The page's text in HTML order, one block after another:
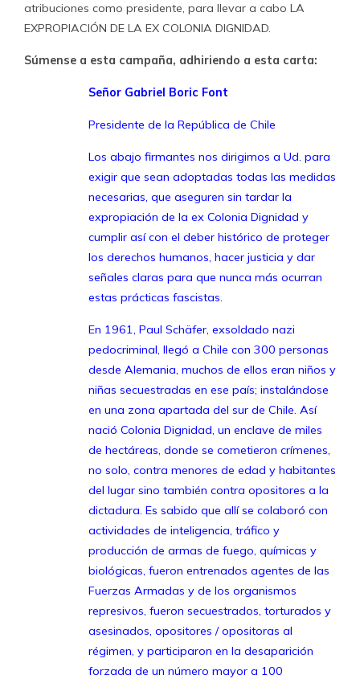
atribuciones como presidente, para llevar a cabo LA
EXPROPIACIÓN DE LA EX COLONIA DIGNIDAD.
Súmense a esta campaña, adhiriendo a esta carta:
Señor Gabriel Boric Font
Presidente de la República de Chile
Los abajo firmantes nos dirigimos a Ud. para
exigir que sean adoptadas todas las medidas
necesarias, que aseguren sin tardar la
expropiación de la ex Colonia Dignidad y
cumplir así con el deber histórico de proteger
los derechos humanos, hacer justicia y dar
señales claras para que nunca más ocurran
estas prácticas fascistas.
En 1961, Paul Schäfer, exsoldado nazi
pedocriminal, llegó a Chile con 300 personas
desde Alemania, muchos de ellos eran niños y
niñas secuestradas en ese país; instalándose
en una zona apartada del sur de Chile. Así
nació Colonia Dignidad, un enclave de miles
de hectáreas, donde se cometieron crímenes,
no solo, contra menores de edad y habitantes
del lugar sino también contra opositores a la
dictadura. Es sabido que allí se colaboró con
actividades de inteligencia, tráfico y
producción de armas de fuego, químicas y
biológicas, fueron entrenados agentes de las
Fuerzas Armadas y de los organismos
represivos, fueron secuestrados, torturados y
asesinados, opositores / opositoras al
régimen, y participaron en la desaparición
forzada de un número mayor a 100